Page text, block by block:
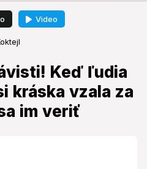
Video
Keď ľudia
kráska vzala za
im veriť
2023 o 13:00
Keď ľudia
kráska vzala za
im veriť
pred kritikmi, ktorí tvrdia,